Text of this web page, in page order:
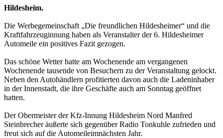
Hildesheim.
Die Werbegemeinschaft „Die freundlichen Hildesheimer“ und die
Kraftfahrzeuginnung haben als Veranstalter der 6. Hildesheimer
Automeile ein positives Fazit gezogen.
Das schöne Wetter hatte am Wochenende am vergangenen
Wochenende tausende von Besuchern zu der Veranstaltung gelockt.
Neben den Autohändlern profitierten davon auch die Ladeninhaber
in der Innenstadt, die ihre Geschäfte auch am Sonntag geöffnet
hatten.
Der Obermeister der Kfz-Innung Hildesheim Nord Manfred
Steinbrecher äußerte sich gegenüber Radio Tonkuhle zufrieden und
freut sich auf die Automeileimnächsten Jahr.